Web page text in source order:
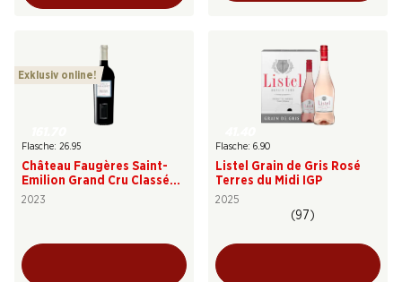
Exklusiv online!
Flasche: 26.95
Château Faugères Saint-
Emilion Grand Cru Classé
AOC
2023
Flasche: 6.90
Listel Grain de Gris Rosé
Terres du Midi IGP
2025
(97)